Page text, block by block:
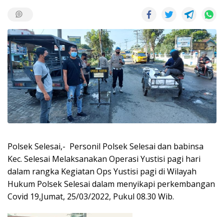
Polsek Selesai,- Personil Polsek Selesai dan babinsa
Kec. Selesai Melaksanakan Operasi Yustisi pagi hari
dalam rangka Kegiatan Ops Yustisi pagi di Wilayah
Hukum Polsek Selesai dalam menyikapi perkembangan
Covid 19,Jumat, 25/03/2022, Pukul 08.30 Wib.